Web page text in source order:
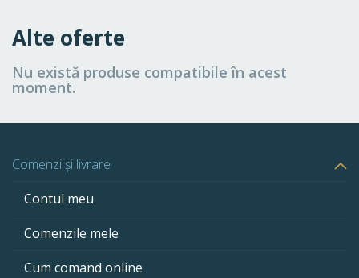
Alte oferte
Nu există produse compatibile în acest
moment.
Comenzi și livrare
Contul meu
Comenzile mele
Cum comand online